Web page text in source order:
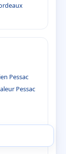
Pessac
Pessac
Pessac